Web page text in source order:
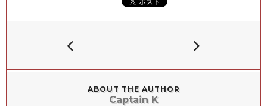
ABOUT THE AUTHOR
Captain K